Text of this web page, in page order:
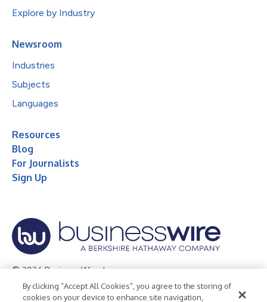
Explore by Industry
Newsroom
Industries
Subjects
Languages
Resources
Blog
For Journalists
Sign Up
© 2026 Business Wire, Inc.
Privacy Policy Cookie Policy Accessibility Statement
By clicking “Accept All Cookies”, you agree to the storing of
cookies on your device to enhance site navigation,